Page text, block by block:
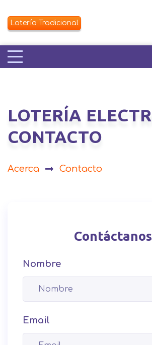
Lotería Tradicional
LOTERÍA ELECTRÓNICA -
CONTACTO
Acerca Contacto
Contáctanos
Nombre
Email